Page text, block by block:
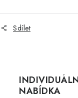
Sdílet
NABÍDKA